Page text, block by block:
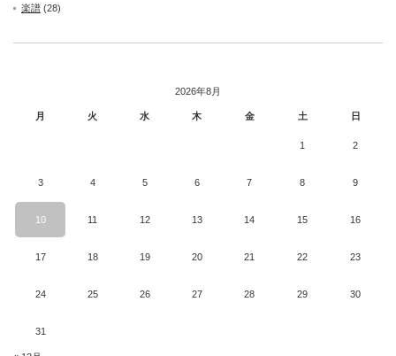
楽譜 (28)
2026年8月
月 火 水 木 金 土 日
1 2
3 4 5 6 7 8 9
10 11 12 13 14 15 16
17 18 19 20 21 22 23
24 25 26 27 28 29 30
31